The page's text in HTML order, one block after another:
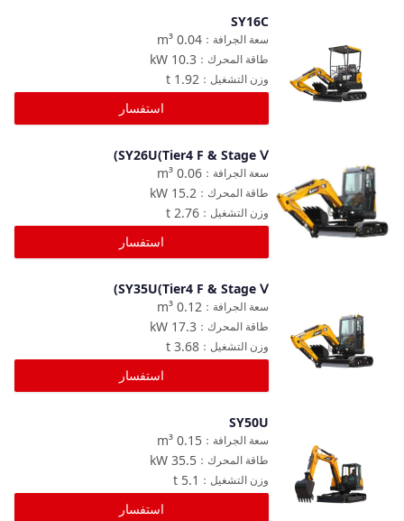
SY16C
0.04
m³ سعة الجرافة ：
10.3
kW طاقة المحرك ：
1.92
t وزن التشغيل ：
استفسار
مقارنة
SY26U(Tier4 F & Stage Ⅴ)
0.06
m³ سعة الجرافة ：
15.2
kW طاقة المحرك ：
2.76
t وزن التشغيل ：
استفسار
SY35U(Tier4 F & Stage Ⅴ)
0.12
m³ سعة الجرافة ：
17.3
kW طاقة المحرك ：
3.68
t وزن التشغيل ：
استفسار
SY50U
0.15
m³ سعة الجرافة ：
35.5
kW طاقة المحرك ：
5.1
t وزن التشغيل ：
استفسار